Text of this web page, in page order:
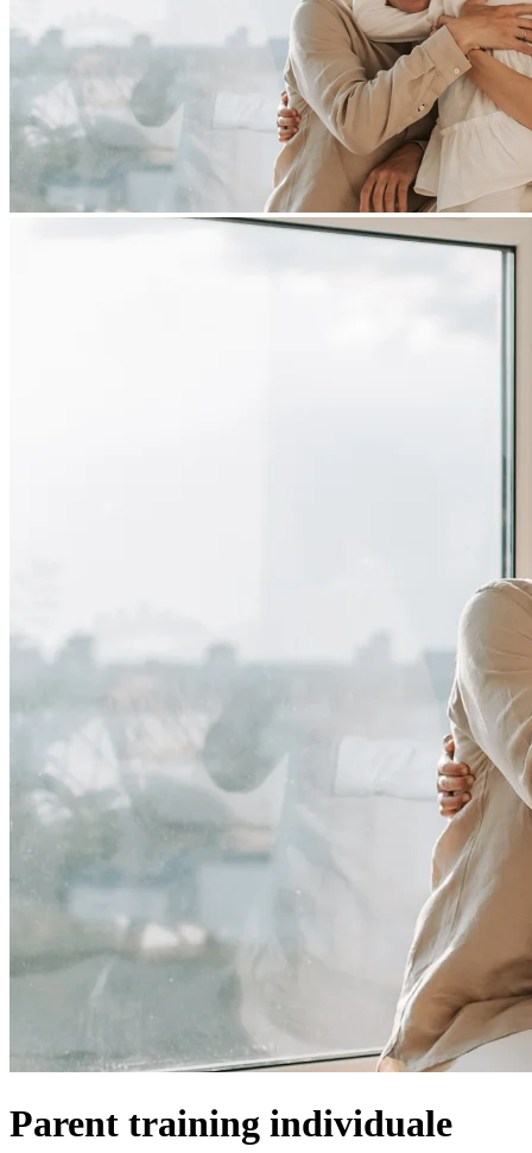
Parent training individuale